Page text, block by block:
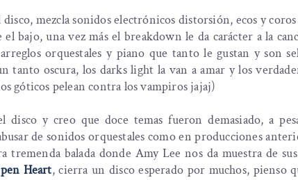
mezcla sonidos electrónicos distorsión, ecos y
bajo, una vez más el breakdown le da carácter a la
orquestales y piano que tanto le gustan y son
tanto oscura, los darks light la van a amar y los
góticos pelean contra los vampiros jajaj)
disco y creo que doce temas fueron demasiado, a
de sonidos orquestales como en producciones
tremenda balada donde Amy Lee nos da muestra de
Heart, cierra un disco esperado por muchos, pienso